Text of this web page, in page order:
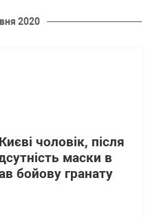
2020
чоловік, після
маски в
бойову гранату